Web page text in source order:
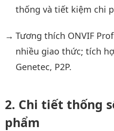
thống và tiết kiệm chi
Tương thích ONVIF
nhiều giao thức; tích
Genetec, P2P.
Chi tiết thống
phẩm